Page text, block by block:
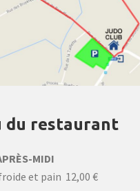
du restaurant
MIDI
et pain 12,00 €